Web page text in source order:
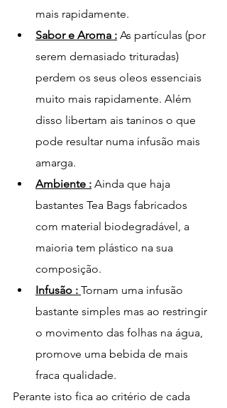
mais rapidamente.
Sabor e Aroma : As partículas (por
serem demasiado trituradas)
perdem os seus oleos essenciais
muito mais rapidamente. Além
disso libertam ais taninos o que
pode resultar numa infusão mais
amarga.
Ambiente : Ainda que haja
bastantes Tea Bags fabricados
com material biodegradável, a
maioria tem plástico na sua
composição.
Infusão : Tornam uma infusão
bastante simples mas ao restringir
o movimento das folhas na água,
promove uma bebida de mais
fraca qualidade.
Perante isto fica ao critério de cada